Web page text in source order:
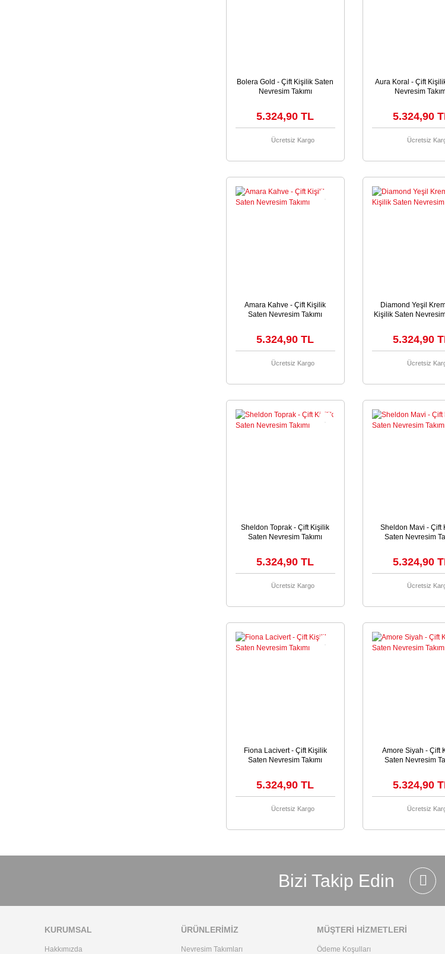
Bolera Gold - Çift Kişilik Saten
Nevresim Takımı
5.324,90 TL
Ücretsiz Kargo
Aura Koral - Çift
Nevresim
5.324,90
Ücretsiz
Amara Kahve - Çift Kişilik
Saten Nevresim Takımı
5.324,90 TL
Ücretsiz Kargo
Diamond Yeşil
Kişilik Saten Nevresim
5.324,90
Ücretsiz
Sheldon Toprak - Çift Kişilik
Saten Nevresim Takımı
5.324,90 TL
Ücretsiz Kargo
Sheldon Mavi - Çift
Saten Nevresim
5.324,90
Ücretsiz
Fiona Lacivert - Çift Kişilik
Saten Nevresim Takımı
5.324,90 TL
Ücretsiz Kargo
Amore Siyah - Çift
Saten Nevresim
5.324,90
Ücretsiz
Bizi Takip Edin
KURUMSAL
Hakkımızda
ÜRÜNLERİMİZ
Nevresim Takımları
MÜŞTERİ HİZMETLERİ
Ödeme Koşulları